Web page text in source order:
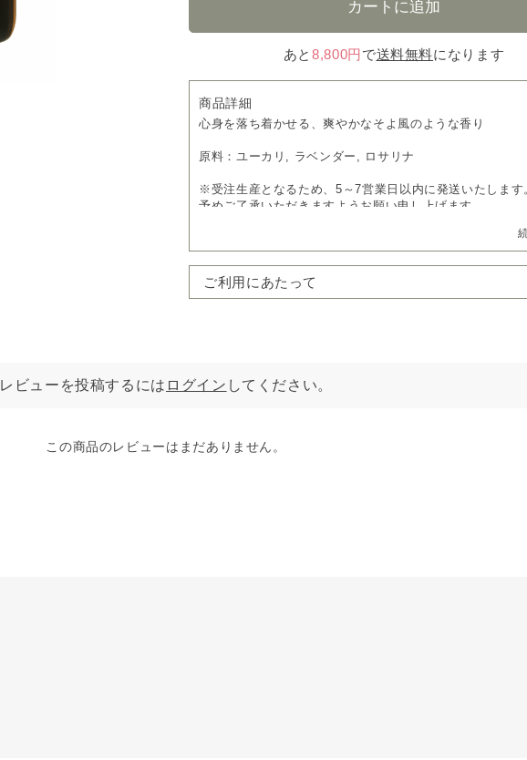
あと8,800円 で送料無料になります
商品詳細
心身を落ち着かせる、爽やかなそよ風のような香り
原料：ユーカリ, ラベンダー, ロサリナ
※受注生産となるため、5～7営業日以内に発送いたします
予めご了承いただきますようお願い申し上げます。
ご利用にあたって
レビューを投稿するには ログイン してください。
この商品のレビューはまだありません。